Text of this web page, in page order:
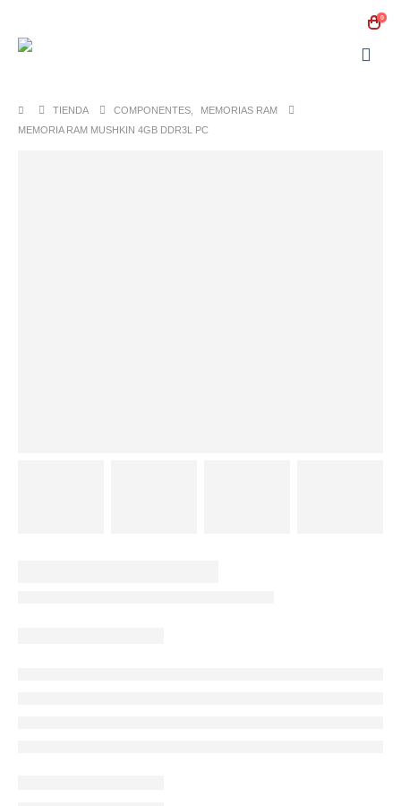
0
TIENDA COMPONENTES
MEMORIAS RAM
MEMORIA RAM MUSHKIN 4GB DDR3L PC